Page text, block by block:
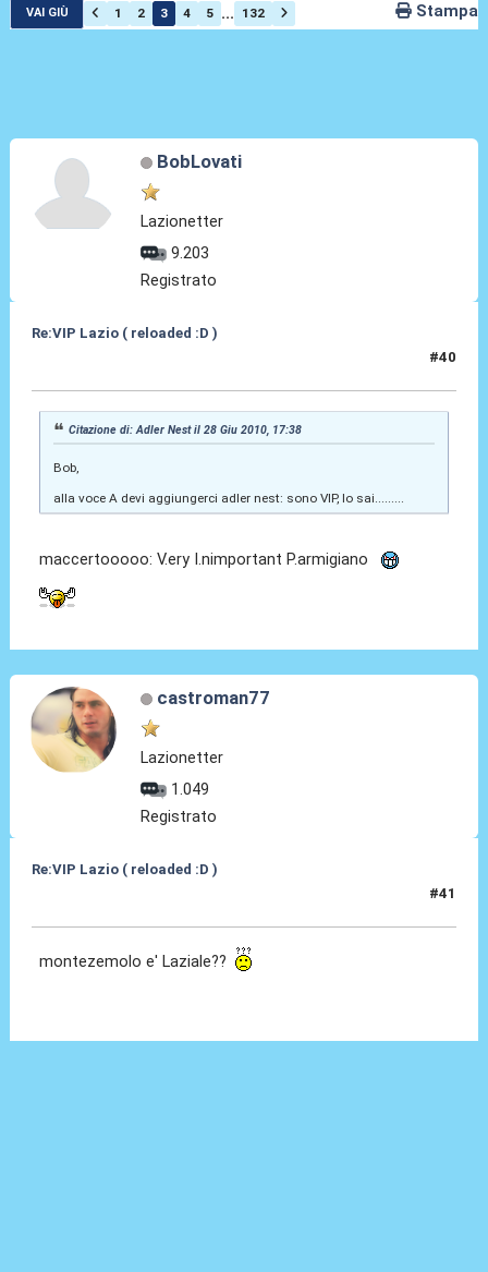
VAI GIÙ 1 2 3 4 5 ... 132 Stampa
BobLovati
Lazionetter
9.203
Registrato
Re:VIP Lazio ( reloaded :D )
#40
Citazione di: Adler Nest il 28 Giu 2010, 17:38
Bob,
alla voce A devi aggiungerci adler nest: sono VIP, lo sai.........
maccertooooo: V.ery I.nimportant P.armigiano
castroman77
Lazionetter
1.049
Registrato
Re:VIP Lazio ( reloaded :D )
#41
montezemolo e' Laziale??